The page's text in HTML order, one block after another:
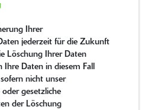
Ihrer
jederzeit für die Zukunft
Löschung Ihrer Daten
Ihre Daten in diesem Fall
nicht unser
gesetzliche
der Löschung